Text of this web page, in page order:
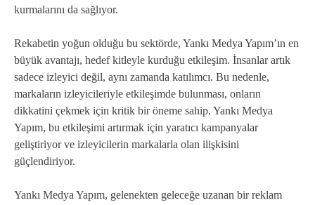
kurmalarını da sağlıyor.
Rekabetin yoğun olduğu bu sektörde, Yankı Medya Yapım’ın en
büyük avantajı, hedef kitleyle kurduğu etkileşim. İnsanlar artık
sadece izleyici değil, aynı zamanda katılımcı. Bu nedenle,
markaların izleyicileriyle etkileşimde bulunması, onların
dikkatini çekmek için kritik bir öneme sahip. Yankı Medya
Yapım, bu etkileşimi artırmak için yaratıcı kampanyalar
geliştiriyor ve izleyicilerin markalarla olan ilişkisini
güçlendiriyor.
Yankı Medya Yapım, gelenekten geleceğe uzanan bir reklam